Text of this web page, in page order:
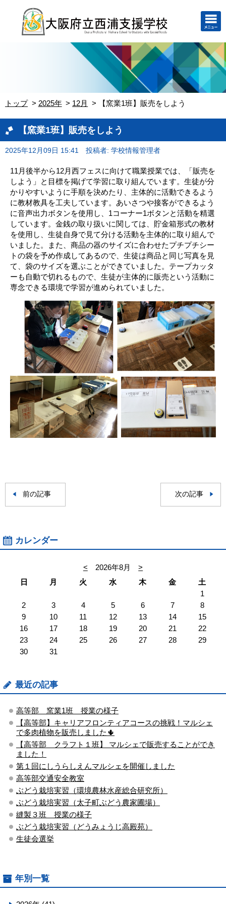
トップ 2025年 12月 【窯業1班】販売をしよう
【窯業1班】販売をしよう
2025年12月09日 15:41 投稿者: 学校情報管理者
11月後半から12月西フェスに向けて職業授業では、「販売を
しよう」と目標を掲げて学習に取り組んでいます。生徒が分
かりやすいように手順を決めたり、主体的に活動できるよう
に教材教具を工夫しています。あいさつや接客ができるよう
に音声出力ボタンを使用し、1コーナー1ボタンと活動を精選
しています。金銭の取り扱いに関しては、貯金箱形式の教材
を使用し、生徒自身で見て分ける活動を主体的に取り組んで
いました。また、商品の器のサイズに合わせたプチプチシー
トの袋を予め作成してあるので、生徒は商品と同じ写真を見
て、袋のサイズを選ぶことができていました。テープカッタ
ーも自動で切れるもので、生徒が主体的に販売という活動に
専念できる環境で学習が進められていました。
前の記事 次の記事
カレンダー
< 2026年8月
>
日
月 火 水 木 金
土
1
2
3 4 5 6 7
8
9
10 11 12 13 14
15
16
17 18 19 20 21
22
23
24 25 26 27 28
29
30
31
最近の記事
高等部 窯業1班 授業の様子
【高等部】キャリアフロンティアコースの挑戦！マルシェ
で多肉植物を販売しました🌵
【高等部 クラフト１班】 マルシェで販売することができ
ました！
第１回にしうらしえんマルシェを開催しました
高等部交通安全教室
ぶどう栽培実習（環境農林水産総合研究所）
ぶどう栽培実習（太子町ぶどう農家圃場）
縫製３班 授業の様子
ぶどう栽培実習（どうみょうじ高殿苑）
生徒会選挙
年別一覧